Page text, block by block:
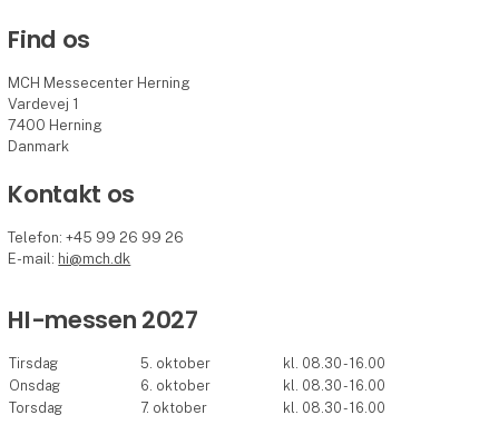
Find os
MCH Messecenter Herning
Vardevej 1
7400 Herning
Danmark
Kontakt os
Telefon: +45 99 26 99 26
E-mail: hi@mch.dk
HI-messen 2027
Tirsdag 5. oktober
kl. 08.30 - 16.00
Onsdag
6. oktober
kl. 08.30 - 16.00
Torsdag
7. oktober kl. 08.30 - 16.00